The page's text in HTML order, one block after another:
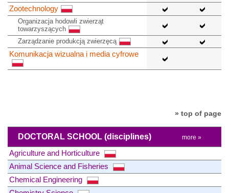
Zootechnology
Organizacja hodowli zwierząt
towarzyszących
Zarządzanie produkcją zwierzęcą
Komunikacja wizualna i media cyfrowe
» top of page
DOCTORAL SCHOOL (disciplines) more »
Agriculture and Horticulture
Animal Science and Fisheries
Chemical Engineering